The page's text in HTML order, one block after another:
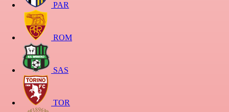
PAR
ROM
SAS
TOR